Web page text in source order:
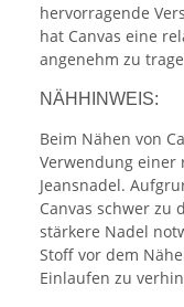
hervorragende
hat Canvas eine
angenehm zu
NÄHHINWEIS:
Beim Nähen von
Verwendung einer
Jeansnadel.
Canvas schwer zu
stärkere Nadel
Stoff vor dem
Einlaufen zu